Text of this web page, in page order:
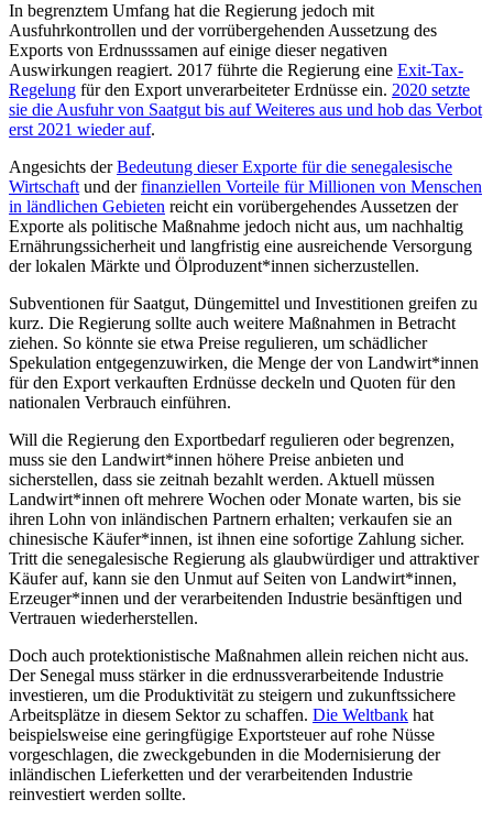
In begrenztem Umfang hat die Regierung jedoch mit
Ausfuhrkontrollen und der vorrübergehenden Aussetzung des
Exports von Erdnusssamen auf einige dieser negativen
Auswirkungen reagiert. 2017 führte die Regierung eine Exit-Tax-
Regelung für den Export unverarbeiteter Erdnüsse ein. 2020 setzte
sie die Ausfuhr von Saatgut bis auf Weiteres aus und hob das Verbot
erst 2021 wieder auf.
Angesichts derBedeutung dieser Exporte für die senegalesische
Wirtschaft und derfinanziellen Vorteile für Millionen von Menschen
in ländlichen Gebieten reicht ein vorübergehendes Aussetzen der
Exporte als politische Maßnahme jedoch nicht aus, um nachhaltig
Ernährungssicherheit und langfristig eine ausreichende Versorgung
der lokalen Märkte und Ölproduzent*innen sicherzustellen.
Subventionen für Saatgut, Düngemittel und Investitionen greifen zu
kurz. Die Regierung sollte auch weitere Maßnahmen in Betracht
ziehen. So könnte sie etwa Preise regulieren, um schädlicher
Spekulation entgegenzuwirken, die Menge der von Landwirt*innen
für den Export verkauften Erdnüsse deckeln und Quoten für den
nationalen Verbrauch einführen.
Will die Regierung den Exportbedarf regulieren oder begrenzen,
muss sie den Landwirt*innen höhere Preise anbieten und
sicherstellen, dass sie zeitnah bezahlt werden. Aktuell müssen
Landwirt*innen oft mehrere Wochen oder Monate warten, bis sie
ihren Lohn von inländischen Partnern erhalten; verkaufen sie an
chinesische Käufer*innen, ist ihnen eine sofortige Zahlung sicher.
Tritt die senegalesische Regierung als glaubwürdiger und attraktiver
Käufer auf, kann sie den Unmut auf Seiten von Landwirt*innen,
Erzeuger*innen und der verarbeitenden Industrie besänftigen und
Vertrauen wiederherstellen.
Doch auch protektionistische Maßnahmen allein reichen nicht aus.
Der Senegal muss stärker in die erdnussverarbeitende Industrie
investieren, um die Produktivität zu steigern und zukunftssichere
Arbeitsplätze in diesem Sektor zu schaffen. Die Weltbank hat
beispielsweise eine geringfügige Exportsteuer auf rohe Nüsse
vorgeschlagen, die zweckgebunden in die Modernisierung der
inländischen Lieferketten und der verarbeitenden Industrie
reinvestiert werden sollte.